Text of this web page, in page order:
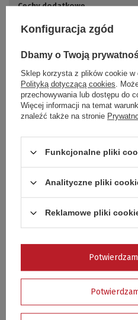
Cechy dodatkowe
Kod produktu
opakowaniem
jednostkowym
Zapytaj o produkt
pytanie odnośnie tego produktu.
szybko jak tylko będzie to możliwe.
. Przesyłając je,
Pytanie
Konfiguracja zgód
Dbamy o Twoją
Sklep korzysta z plików cookie w
Polityką dotyczącą cookies.
przechowywania lub dostępu do
Więcej informacji na temat
znaleźć także na stronie
Funkcjonalne pliki
Analityczne pliki
Reklamowe pliki